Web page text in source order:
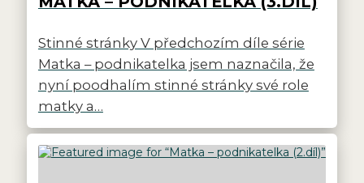
Stinné stránky V předchozím díle série
Matka – podnikatelka jsem naznačila, že
nyní poodhalím stinné stránky své role
matky a…